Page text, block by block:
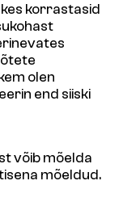
korrastasid
olen
end siiski
võib mõelda
mõeldud.